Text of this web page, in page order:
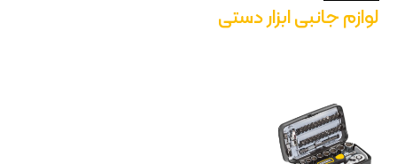
لوازم جانبی ابزار دستی